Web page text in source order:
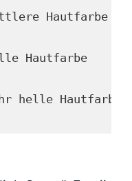
Hautfarbe
Hautfarbe
helle Hautfarbe